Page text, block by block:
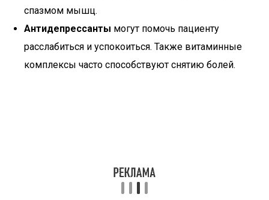
спазмом мышц.
Антидепрессанты могут помочь пациенту
расслабиться и успокоиться. Также витаминные
комплексы часто способствуют снятию болей.